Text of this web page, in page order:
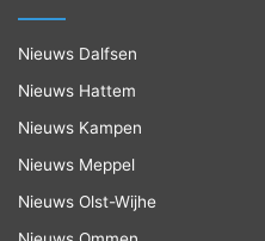
Nieuws Dalfsen
Nieuws Hattem
Nieuws Kampen
Nieuws Meppel
Nieuws Olst-Wijhe